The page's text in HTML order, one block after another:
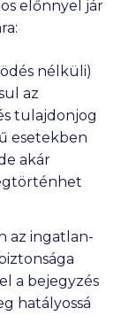
előnnyel jár
nélküli)
az
tulajdonjog
esetekben
akár
az ingatlan-
a bejegyzés
hatályossá